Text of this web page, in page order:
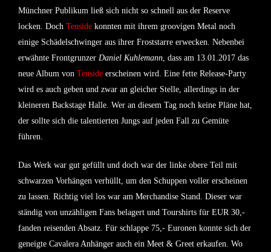
Münchner Publikum ließ sich nicht so schnell aus der Reserve
locken. Doch Tenside konnten mit ihrem groovigen Metal noch
einige Schädelschwinger aus ihrer Froststarre erwecken. Nebenbei
erwähnte Frontgrunzer Daniel Kuhlemann , dass am 13.01.2017 das
neue Album von Tenside erscheinen wird. Eine fette Release-Party
wird es auch geben und zwar an gleicher Stelle, allerdings in der
kleineren Backstage Halle. Wer an diesem Tag noch keine Pläne hat,
der sollte sich die talentierten Jungs auf jeden Fall zu Gemüte
führen.
Das Werk war gut gefüllt und doch war der linke obere Teil mit
schwarzen Vorhängen verhüllt, um den Schuppen voller erscheinen
zu lassen. Richtig viel los war am Merchandise Stand. Dieser war
ständig von unzähligen Fans belagert und Tourshirts für EUR 30,-
fanden reisenden Absatz. Für schlappe 75,- Euronen konnte sich der
geneigte Cavalera Anhänger auch ein Meet & Greet erkaufen. Wo